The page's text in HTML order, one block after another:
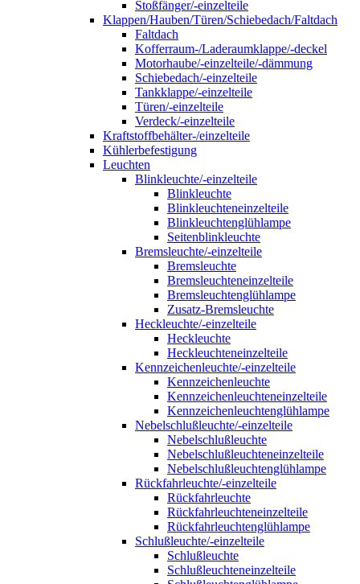
Stoßfänger/-einzelteile
Klappen/Hauben/Türen/Schiebedach/Faltdach
Faltdach
Kofferraum-/Laderaumklappe/-deckel
Motorhaube/-einzelteile/-dämmung
Schiebedach/-einzelteile
Tankklappe/-einzelteile
Türen/-einzelteile
Verdeck/-einzelteile
Kraftstoffbehälter-/einzelteile
Kühlerbefestigung
Leuchten
Blinkleuchte/-einzelteile
Blinkleuchte
Blinkleuchteneinzelteile
Blinkleuchtenglühlampe
Seitenblinkleuchte
Bremsleuchte/-einzelteile
Bremsleuchte
Bremsleuchteneinzelteile
Bremsleuchtenglühlampe
Zusatz-Bremsleuchte
Heckleuchte/-einzelteile
Heckleuchte
Heckleuchteneinzelteile
Kennzeichenleuchte/-einzelteile
Kennzeichenleuchte
Kennzeichenleuchteneinzelteile
Kennzeichenleuchtenglühlampe
Nebelschlußleuchte/-einzelteile
Nebelschlußleuchte
Nebelschlußleuchteneinzelteile
Nebelschlußleuchtenglühlampe
Rückfahrleuchte/-einzelteile
Rückfahrleuchte
Rückfahrleuchteneinzelteile
Rückfahrleuchtenglühlampe
Schlußleuchte/-einzelteile
Schlußleuchte
Schlußleuchteneinzelteile